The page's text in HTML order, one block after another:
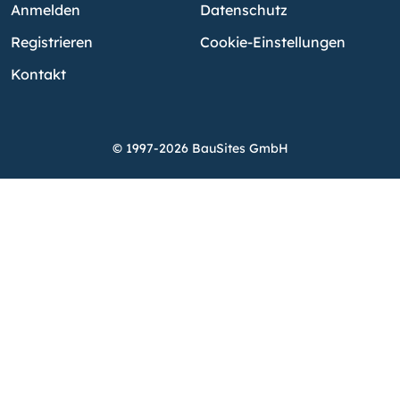
Anmelden
Registrieren
Kontakt
Datenschutz
Cookie-Einstellungen
© 1997-2026 BauSites GmbH